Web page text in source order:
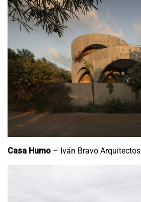
Casa Humo – Iván Bravo Arquitectos